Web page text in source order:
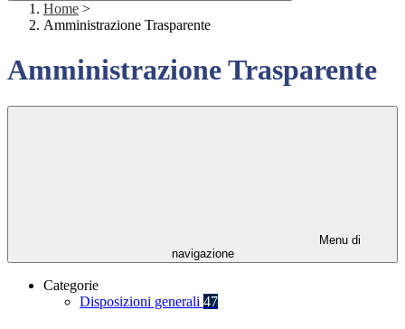
Home >
Amministrazione Trasparente
Amministrazione Trasparente
Menu di
navigazione
Categorie
Disposizioni generali 47